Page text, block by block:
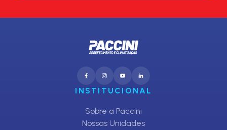
INSTITUCIONAL
Sobre a Paccini
Nossas Unidades